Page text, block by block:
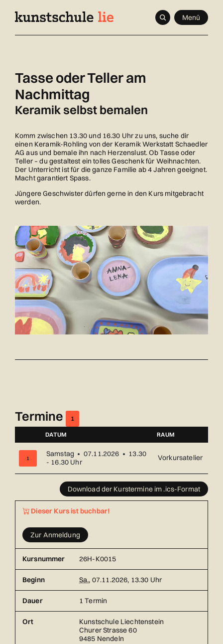
Navigieren
Seitenkontext Menü
Tasse oder Teller am
Nachmittag
Keramik selbst bemalen
Komm zwischen 13.30 und 16.30 Uhr zu uns, suche dir
einen Keramik-Rohling von der Keramik Werkstatt Schaedler
AG aus und bemale ihn nach Herzenslust. Ob Tasse oder
Teller – du gestaltest ein tolles Geschenk für Weihnachten.
Der Unterricht ist für die ganze Familie ab 4 Jahren geeignet.
Macht garantiert Spass.
Jüngere Geschwister dürfen gerne in den Kurs mitgebracht
werden.
Termine 1
NUMMERDATUM RAUM
1
Samstag • 07.11.2026 • 13.30
- 16.30 Uhr
Vorkursatelier
Download der Kurstermine im .ics-Format
Dieser Kurs ist buchbar!
Zur Anmeldung
Kursnummer 26H-K0015
Beginn Sa., 07.11.2026, 13.30 Uhr
Dauer 1 Termin
Ort
Kunstschule Liechtenstein
Churer Strasse 60
9485 Nendeln